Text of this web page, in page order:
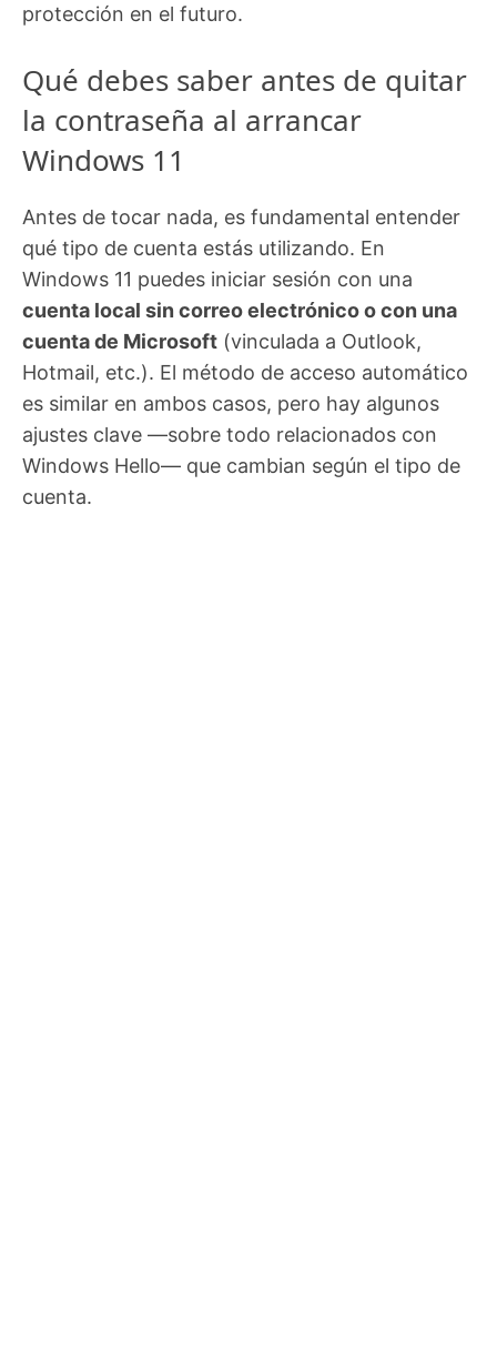
protección en el futuro.
Qué debes saber antes de quitar
la contraseña al arrancar
Windows 11
Antes de tocar nada, es fundamental entender
qué tipo de cuenta estás utilizando. En
Windows 11 puedes iniciar sesión con una
cuenta local sin correo electrónico o con una
cuenta de Microsoft (vinculada a Outlook,
Hotmail, etc.). El método de acceso automático
es similar en ambos casos, pero hay algunos
ajustes clave —sobre todo relacionados con
Windows Hello— que cambian según el tipo de
cuenta.